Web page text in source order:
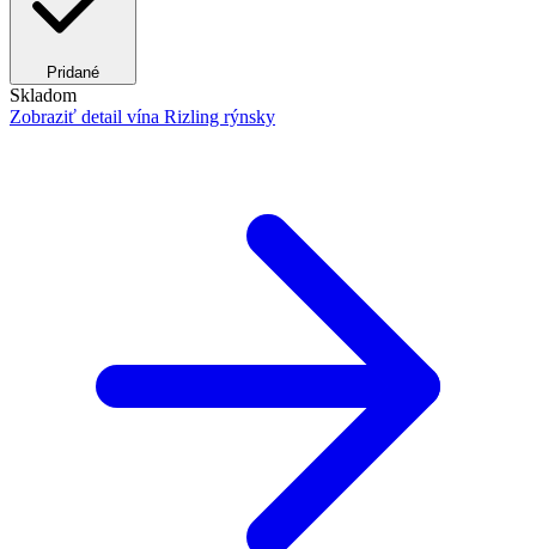
Pridané
Skladom
Zobraziť detail vína Rizling rýnsky